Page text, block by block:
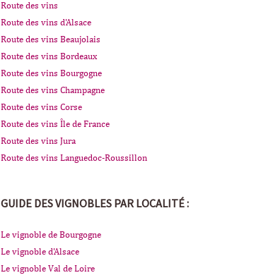
Route des vins
Route des vins d'Alsace
Route des vins Beaujolais
Route des vins Bordeaux
Route des vins Bourgogne
Route des vins Champagne
Route des vins Corse
Route des vins Île de France
Route des vins Jura
Route des vins Languedoc-Roussillon
GUIDE DES VIGNOBLES PAR LOCALITÉ :
Le vignoble de Bourgogne
Le vignoble d'Alsace
Le vignoble Val de Loire